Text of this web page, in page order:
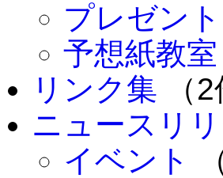
プレゼント
予想紙教室
リンク集 （2
ニュースリ
イベント